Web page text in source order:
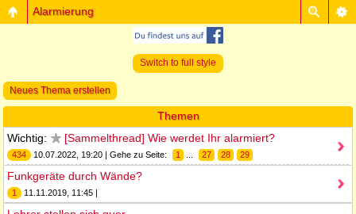
Alarmierung
Switch to full style
Neues Thema erstellen
Themen
Wichtig:
[Sammelthread] Wie werdet Ihr alarmiert?
434 10.07.2022, 19:20 | Gehe zu Seite: 1 27 28 29
Funkgeräte durch Wände?
1 11.11.2019, 11:45 |